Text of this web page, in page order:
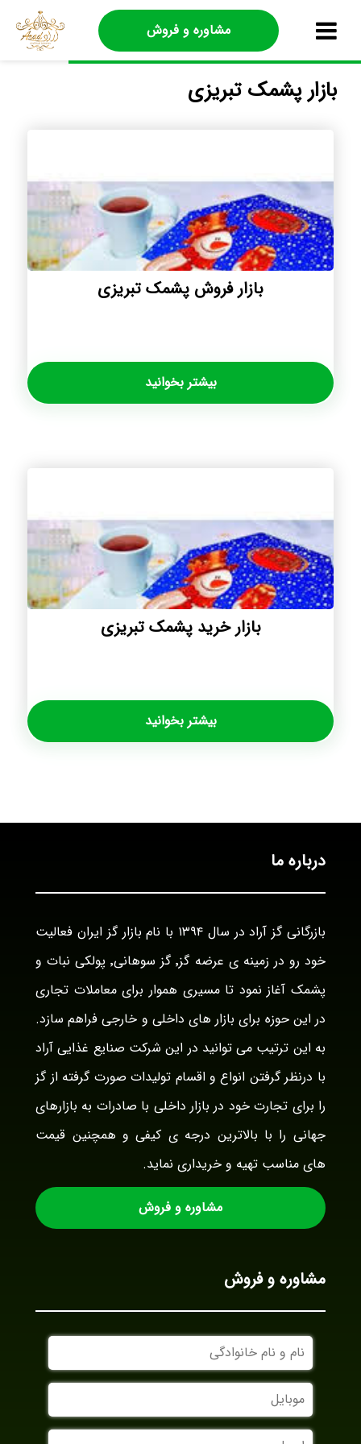
مشاوره و فروش
بازار پشمک تبریزی
بازار فروش پشمک تبریزی
بیشتر بخوانید
بازار خرید پشمک تبریزی
بیشتر بخوانید
درباره ما
بازرگانی گز آراد در سال ۱۳۹۴ با نام بازار گز ایران فعالیت
خود رو در زمینه ی عرضه گز٬ گز سوهانی٬ پولکی نبات و
پشمک آغاز نمود تا مسیری هموار برای معاملات تجاری
در این حوزه برای بازار های داخلی و خارجی فراهم سازد.
به این ترتیب می توانید در این شرکت صنایع غذایی آراد
با درنظر گرفتن انواع و اقسام تولیدات صورت گرفته از گز
را برای تجارت خود در بازار داخلی با صادرات به بازارهای
جهانی را با بالاترین درجه ی کیفی و همچنین قیمت
های مناسب تهیه و خریداری نماید.
مشاوره و فروش
مشاوره و فروش
نام
و
نام
خانوادگی
موبایل
ایمیل